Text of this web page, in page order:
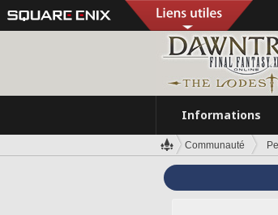
Informations
Communauté